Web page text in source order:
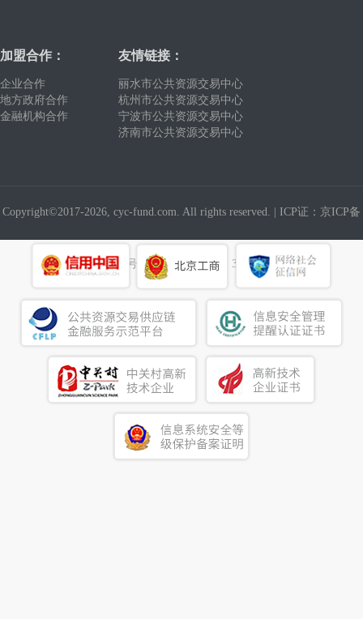
加盟合作：
企业合作
地方政府合作
金融机构合作
友情链接：
丽水市公共资源交易中心
杭州市公共资源交易中心
宁波市公共资源交易中心
济南市公共资源交易中心
Copyright©2017-2026, cyc-fund.com. All rights reserved. | ICP证：京ICP备
19016327号 建议使用浏览器：360浏览器